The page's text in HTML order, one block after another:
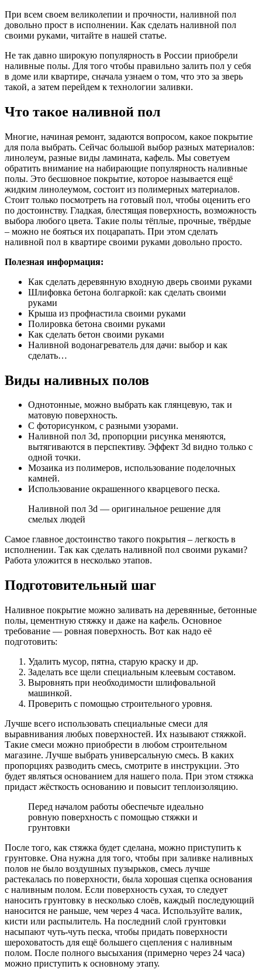
При всем своем великолепии и прочности, наливной пол
довольно прост в исполнении. Как сделать наливной пол
своими руками, читайте в нашей статье.
Не так давно широкую популярность в России приобрели
наливные полы. Для того чтобы правильно залить пол у себя
в доме или квартире, сначала узнаем о том, что это за зверь
такой, а затем перейдем к технологии заливки.
Что такое наливной пол
Многие, начиная ремонт, задаются вопросом, какое покрытие
для пола выбрать. Сейчас большой выбор разных материалов:
линолеум, разные виды ламината, кафель. Мы советуем
обратить внимание на набирающие популярность наливные
полы. Это бесшовное покрытие, которое называется ещё
жидким линолеумом, состоит из полимерных материалов.
Стоит только посмотреть на готовый пол, чтобы оценить его
по достоинству. Гладкая, блестящая поверхность, возможность
выбора любого цвета. Такие полы тёплые, прочные, твёрдые
– можно не бояться их поцарапать. При этом сделать
наливной пол в квартире своими руками довольно просто.
Полезная информация:
Как сделать деревянную входную дверь своими руками
Шлифовка бетона болгаркой: как сделать своими
руками
Крыша из профнастила своими руками
Полировка бетона своими руками
Как сделать бетон своими руками
Наливной водонагреватель для дачи: выбор и как
сделать…
Виды наливных полов
Однотонные, можно выбрать как глянцевую, так и
матовую поверхность.
С фоторисунком, с разными узорами.
Наливной пол 3d, пропорции рисунка меняются,
вытягиваются в перспективу. Эффект 3d видно только с
одной точки.
Мозаика из полимеров, использование поделочных
камней.
Использование окрашенного кварцевого песка.
Наливной пол 3d — оригинальное решение для
смелых людей
Самое главное достоинство такого покрытия – легкость в
исполнении. Так как сделать наливной пол своими руками?
Работа уложится в несколько этапов.
Подготовительный шаг
Наливное покрытие можно заливать на деревянные, бетонные
полы, цементную стяжку и даже на кафель. Основное
требование — ровная поверхность. Вот как надо её
подготовить:
Удалить мусор, пятна, старую краску и др.
Заделать все щели специальным клеевым составом.
Выровнять при необходимости шлифовальной
машинкой.
Проверить с помощью строительного уровня.
Лучше всего использовать специальные смеси для
выравнивания любых поверхностей. Их называют стяжкой.
Такие смеси можно приобрести в любом строительном
магазине. Лучше выбрать универсальную смесь. В каких
пропорциях разводить смесь, смотрите в инструкции. Это
будет являться основанием для нашего пола. При этом стяжка
придаст жёсткость основанию и повысит теплоизоляцию.
Перед началом работы обеспечьте идеально
ровную поверхность с помощью стяжки и
грунтовки
После того, как стяжка будет сделана, можно приступить к
грунтовке. Она нужна для того, чтобы при заливке наливных
полов не было воздушных пузырьков, смесь лучше
растекалась по поверхности, была хорошая сцепка основания
с наливным полом. Если поверхность сухая, то следует
наносить грунтовку в несколько слоёв, каждый последующий
наносится не раньше, чем через 4 часа. Используйте валик,
кисти или распылитель. На последний слой грунтовки
насыпают чуть-чуть песка, чтобы придать поверхности
шероховатость для ещё большего сцепления с наливным
полом. После полного высыхания (примерно через 24 часа)
можно приступить к основному этапу.